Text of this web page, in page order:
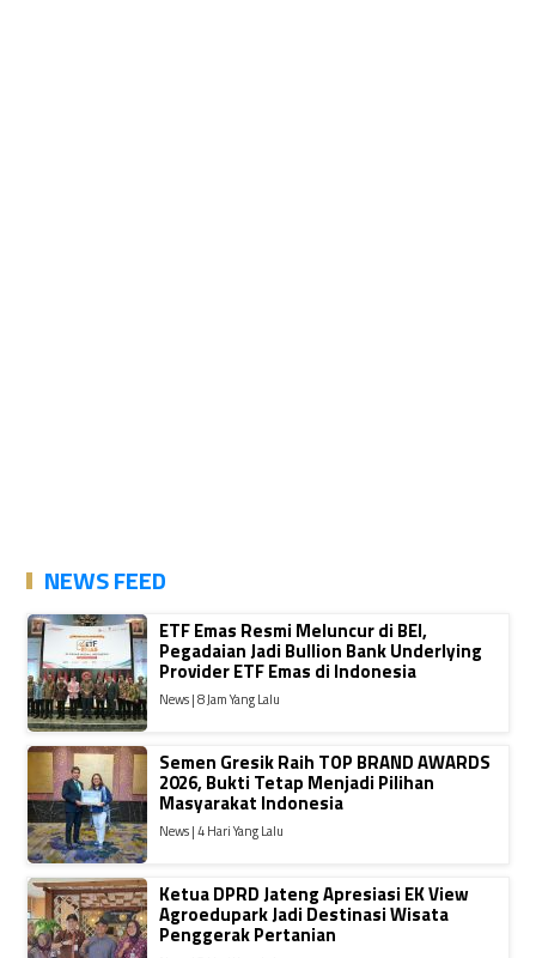
NEWS FEED
ETF Emas Resmi Meluncur di BEI,
Pegadaian Jadi Bullion Bank Underlying
Provider ETF Emas di Indonesia
News | 8 Jam Yang Lalu
Semen Gresik Raih TOP BRAND AWARDS
2026, Bukti Tetap Menjadi Pilihan
Masyarakat Indonesia
News | 4 Hari Yang Lalu
Ketua DPRD Jateng Apresiasi EK View
Agroedupark Jadi Destinasi Wisata
Penggerak Pertanian